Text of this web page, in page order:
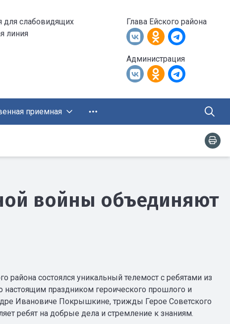
для слабовидящих
линия
Глава Ейского района
Администрация
приемная
войны объединяют
состоялся уникальный телемост с ребятами из
праздником героического прошлого и
Ивановиче Покрышкине, трижды Герое Советского
ребят на добрые дела и стремление к знаниям.